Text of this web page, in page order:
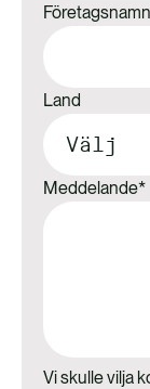
Företagsnamn
Land
Meddelande*
Vi skulle vilja